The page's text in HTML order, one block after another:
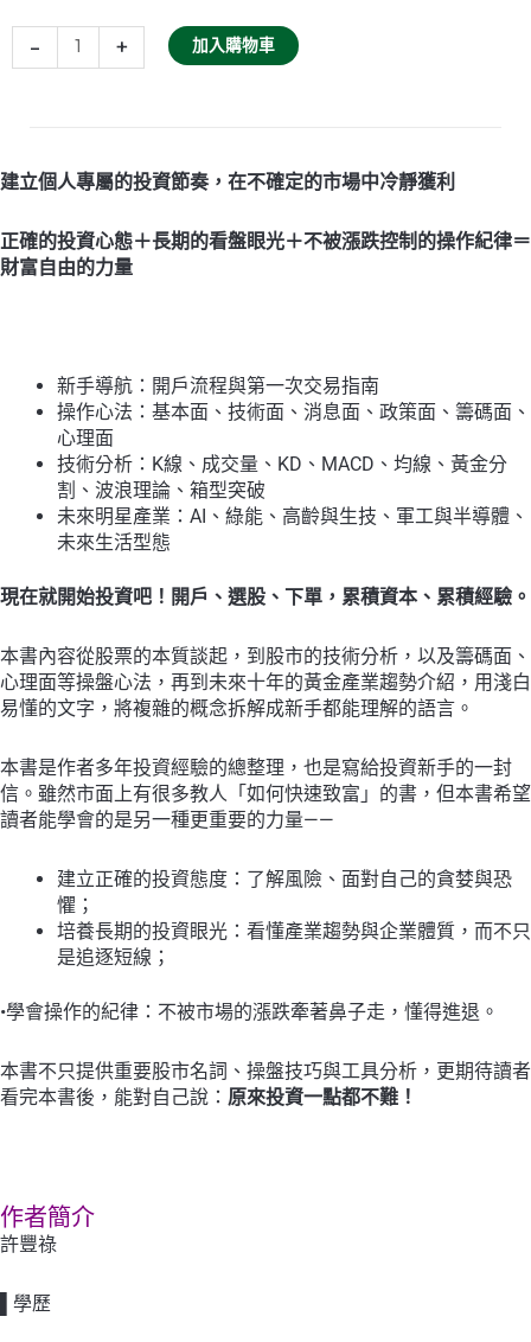
-
豐
本
變
通，
從
量
+ 加入購物車
建立個人專屬的投資節奏，在不確定的市場中冷靜獲利
正確的投資心態＋長期的看盤眼光＋不被漲跌控制的操作紀律＝
財富自由的力量
新手導航：開戶流程與第一次交易指南
操作心法：基本面、技術面、消息面、政策面、籌碼面、
心理面
技術分析：K線、成交量、KD、MACD、均線、黃金分
割、波浪理論、箱型突破
未來明星產業：AI、綠能、高齡與生技、軍工與半導體、
未來生活型態
現在就開始投資吧！開戶、選股、下單，累積資本、累積經驗。
本書內容從股票的本質談起，到股市的技術分析，以及籌碼面、
心理面等操盤心法，再到未來十年的黃金產業趨勢介紹，用淺白
易懂的文字，將複雜的概念拆解成新手都能理解的語言。
本書是作者多年投資經驗的總整理，也是寫給投資新手的一封
信。雖然市面上有很多教人「如何快速致富」的書，但本書希望
讀者能學會的是另一種更重要的力量——
建立正確的投資態度：了解風險、面對自己的貪婪與恐
懼；
培養長期的投資眼光：看懂產業趨勢與企業體質，而不只
是追逐短線；
•學會操作的紀律：不被市場的漲跌牽著鼻子走，懂得進退。
本書不只提供重要股市名詞、操盤技巧與工具分析，更期待讀者
看完本書後，能對自己說： 原來投資一點都不難！
作者簡介
許豐祿
▌學歷